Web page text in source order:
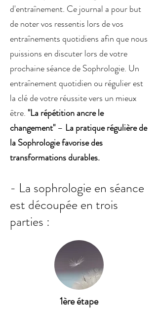
d'entraînement. Ce journal a pour but
de noter vos ressentis lors de vos
entraînements quotidiens afin que nous
puissions en discuter lors de votre
prochaine séance de Sophrologie. Un
entraînement quotidien ou régulier est
la clé de votre réussite vers un mieux
être. "La répétition ancre le
changement"– La pratique régulière de
la Sophrologie favorise des
transformations durables.
- La sophrologie en séance
est découpée en trois
parties :
1ère étape